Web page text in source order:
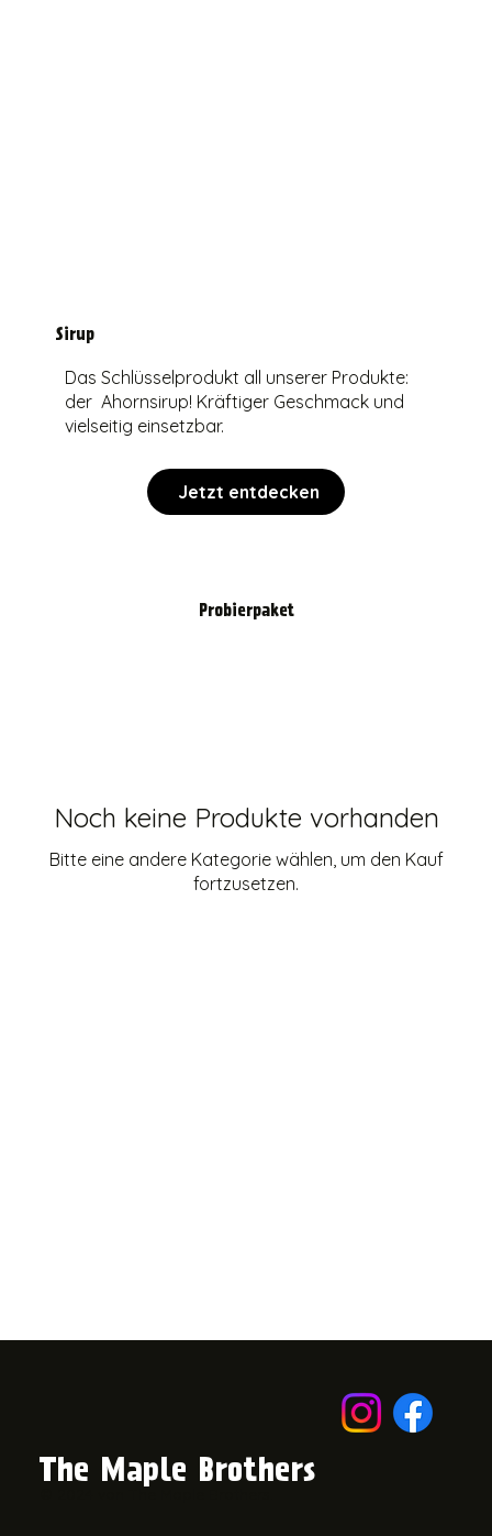
Jetzt entdecken
Das Schlüsselprodukt all unserer Produkte:
der Ahornsirup! Kräftiger Geschmack und
vielseitig einsetzbar.
Sirup
Probierpaket
Noch keine Produkte vorhanden
Bitte eine andere Kategorie wählen, um den Kauf
fortzusetzen.
The Maple Brothers